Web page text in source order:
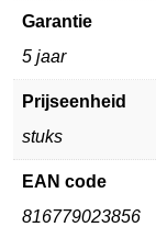
Garantie
5 jaar
Prijseenheid
stuks
EAN code
816779023856